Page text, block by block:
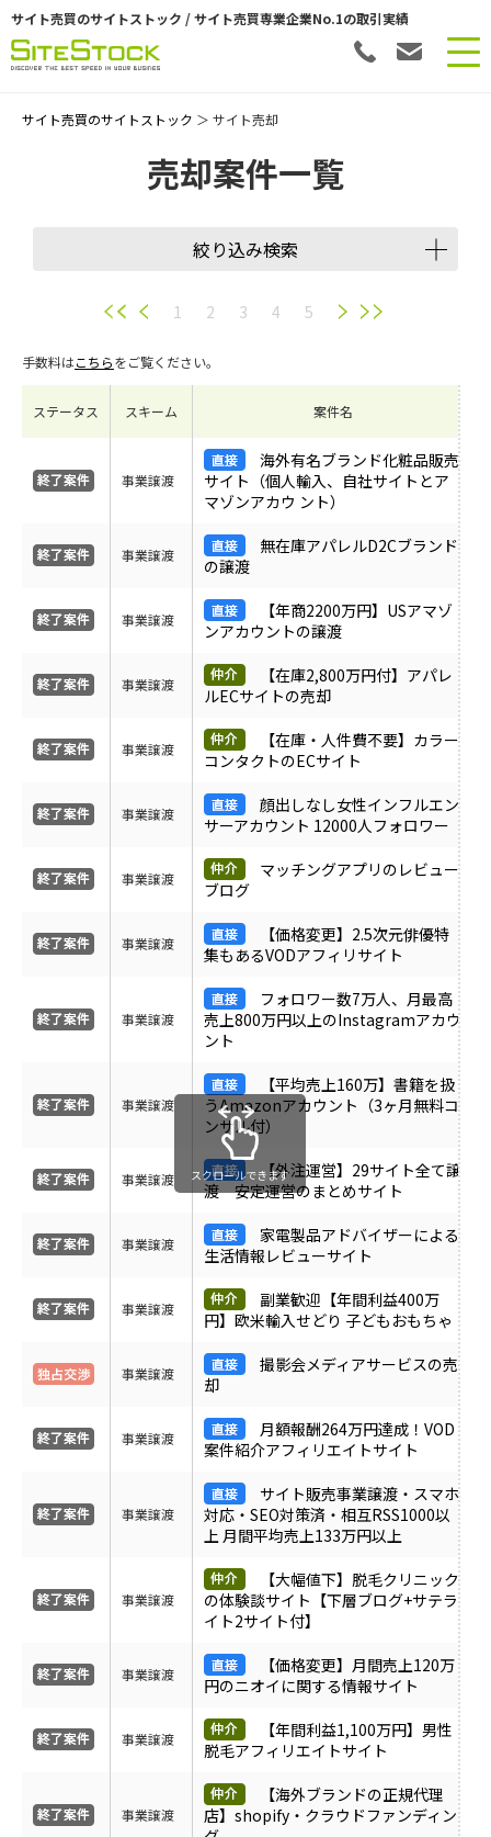
サイト売買のサイトストック / サイト売買専業企業No.1の取引実績
サイト売買のサイトストック ＞ サイト売却
売却案件一覧
絞り込み検索
譲渡スキーム
会員数
希望価格
月間売上
地域
業界・業種
1 2 3 4 5
手数料はこちらをご覧ください。
ステータス スキーム 案件名
事業譲渡
海外有名ブランド化粧品販売
サイト（個人輸入、自社サイトとア
マゾンアカウ ント）
事業譲渡
無在庫アパレルD2Cブランド
の譲渡
事業譲渡
【年商2200万円】USアマゾ
ンアカウントの譲渡
事業譲渡
【在庫2,800万円付】アパレ
ルECサイトの売却
事業譲渡
【在庫・人件費不要】カラー
コンタクトのECサイト
事業譲渡
顔出しなし女性インフルエン
サーアカウント 12000人フォロワー
事業譲渡
マッチングアプリのレビュー
ブログ
事業譲渡
【価格変更】2.5次元俳優特
集もあるVODアフィリサイト
事業譲渡
フォロワー数7万人、月最高
売上800万円以上のInstagramアカウ
ント
事業譲渡
【平均売上160万】書籍を扱
うAmazonアカウント（3ヶ月無料コ
ンサル付）
事業譲渡
【外注運営】29サイト全て譲
渡 安定運営のまとめサイト
事業譲渡
家電製品アドバイザーによる
生活情報レビューサイト
事業譲渡
副業歓迎【年間利益400万
円】欧米輸入せどり 子どもおもちゃ
事業譲渡
撮影会メディアサービスの売
却
事業譲渡
月額報酬264万円達成！VOD
案件紹介アフィリエイトサイト
事業譲渡
サイト販売事業譲渡・スマホ
対応・SEO対策済・相互RSS1000以
上 月間平均売上133万円以上
事業譲渡
【大幅値下】脱毛クリニック
の体験談サイト【下層ブログ+サテラ
イト2サイト付】
事業譲渡
【価格変更】月間売上120万
円のニオイに関する情報サイト
事業譲渡
【年間利益1,100万円】男性
脱毛アフィリエイトサイト
事業譲渡
【海外ブランドの正規代理
店】shopify・クラウドファンディン
スクロールできます